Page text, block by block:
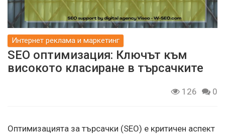
Интернет реклама и маркетинг
SEO оптимизация: Ключът към
високото класиране в търсачките
126 0
Оптимизацията за търсачки (SEO) е критичен аспект